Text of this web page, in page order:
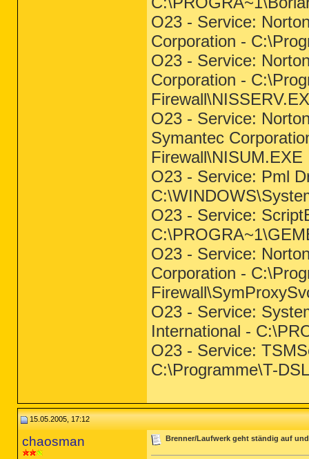
O23 - Service:
Corporation -
O23 - Service:
Corporation -
O23 - Service:
Symantec
Firewall\NISUM.EXE
O23 - Service: Pml
O23 - Service:
O23 - Service:
Corporation -
O23 - Service:
International -
O23 - Service:
C:\Programme\T-
15.05.2005, 17:12
chaosman Brenner/Laufwerk geht ständig auf